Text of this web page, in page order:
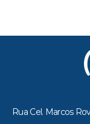
Rua Cel. Marcos